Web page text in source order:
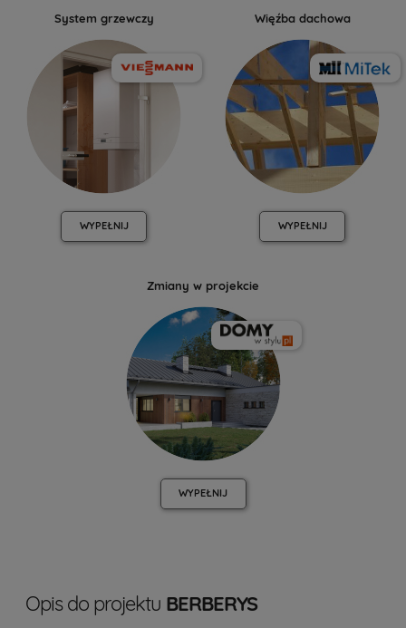
System grzewczy
WYPEŁNIJ
Więźba dachowa
WYPEŁNIJ
Zmiany w projekcie
WYPEŁNIJ
Opis do projektu BERBERYS